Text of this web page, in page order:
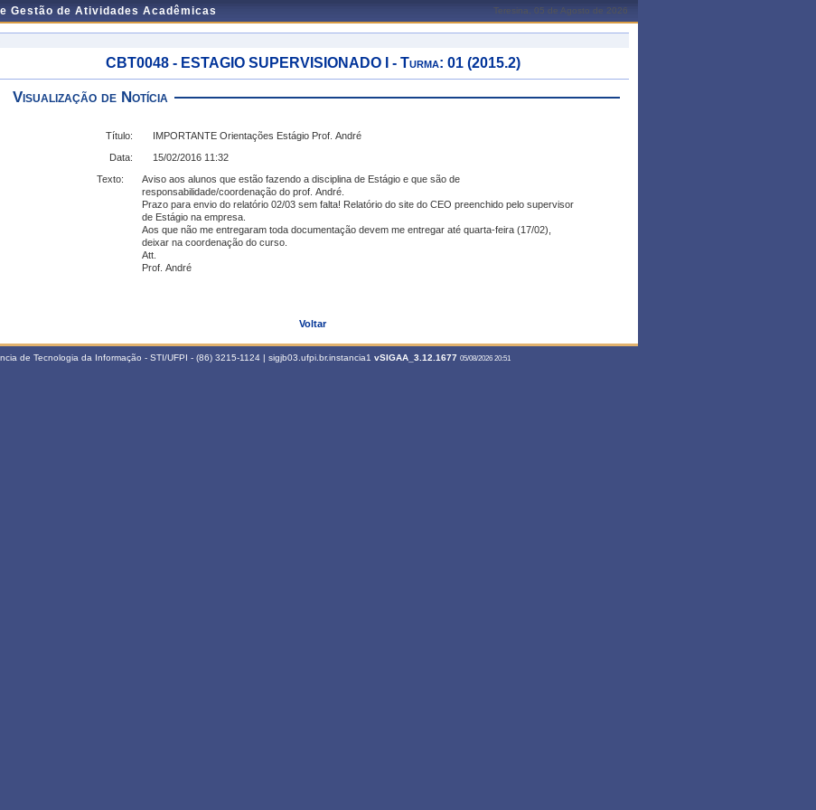
Gestão de Atividades Acadêmicas Teresina, 05 de Agosto de 2026
CBT0048 - ESTAGIO SUPERVISIONADO I - Turma: 01 (2015.2)
Visualização de Notícia
Título:
IMPORTANTE Orientações Estágio Prof. André
Data:
15/02/2016 11:32
Texto:
Aviso aos alunos que estão fazendo a disciplina de Estágio e que são de
responsabilidade/coordenação do prof. André.
Prazo para envio do relatório 02/03 sem falta! Relatório do site do CEO preenchido pelo supervisor
de Estágio na empresa.
Aos que não me entregaram toda documentação devem me entregar até quarta-feira (17/02),
deixar na coordenação do curso.
Att.
Prof. André
Voltar
de Tecnologia da Informação - STI/UFPI - (86) 3215-1124 | sigjb03.ufpi.br.instancia1 vSIGAA_3.12.1677 05/08/2026 20:51